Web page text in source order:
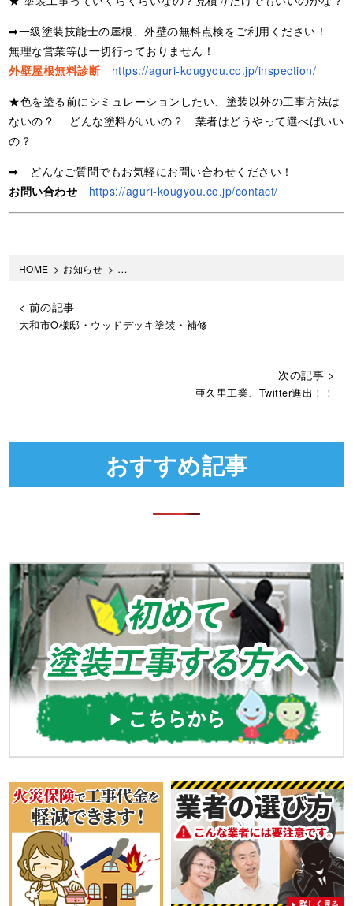
➡一級塗装技能士の屋根、外壁の無料点検をご利用ください！
無理な営業等は一切行っておりません！
外壁屋根無料診断
https://aguri-kougyou.co.jp/inspection/
★色を塗る前にシミュレーションしたい、塗装以外の工事方法は
ないの？ どんな塗料がいいの？ 業者はどうやって選べばいい
の？
➡ どんなご質問でもお気軽にお問い合わせください！
お問い合わせ
https://aguri-kougyou.co.jp/contact/
HOME > お知らせ > 厚木市の外壁塗装・屋根塗装専門店の亜久里工業
< 前の記事
大和市O様邸・ウッドデッキ塗装・補修
次の記事 >
亜久里工業、Twitter進出！！
おすすめ記事